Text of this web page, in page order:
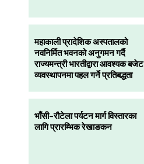
महाकाली प्रादेशिक अस्पतालको
नवनिर्मित भवनको अनुगमन गर्दै
राज्यमन्त्री भारतीद्वारा आवश्यक बजेट
व्यवस्थापनमा पहल गर्ने प्रतिबद्धता
भाँसी–रौटेला पर्यटन मार्ग विस्तारका
लागि प्रारम्भिक रेखाङकन